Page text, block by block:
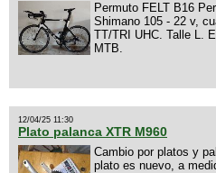
Permuto FELT B16
Shimano 105 - 22 v,
TT/TRI UHC. Talle L.
MTB.
12/04/25 11:30
Plato palanca XTR M960
Cambio por platos y
plato es nuevo, a